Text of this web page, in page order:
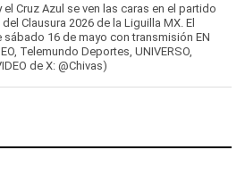
Cruz Azul se ven las caras en el partido
Clausura 2026 de la Liguilla MX. El
16 de mayo con transmisión EN
Telemundo Deportes, UNIVERSO,
de X: @Chivas)